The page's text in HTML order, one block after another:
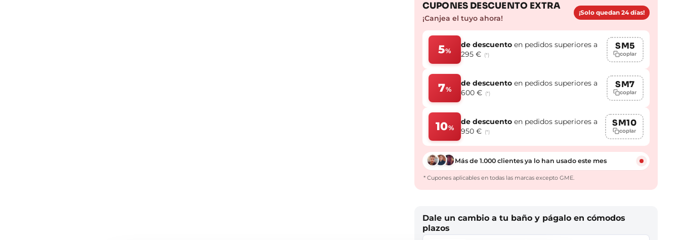
CUPONES DESCUENTO EXTRA
¡Canjea el tuyo ahora!
¡Solo quedan 24 días!
5%
de descuentoen pedidos superiores a
295 € (*)
SM5
copiar
7%
de descuentoen pedidos superiores a
600 € (*)
SM7
copiar
10%
de descuentoen pedidos superiores a
950 € (*)
SM10
copiar
Más de 1.000 clientes ya lo han usado este mes
* Cupones aplicables en todas las marcas excepto GME.
Dale un cambio a tu baño y págalo en cómodos
plazos